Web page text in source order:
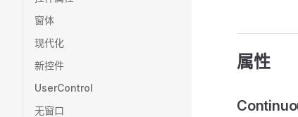
窗体
现代化
新控件
UserControl
无窗口
属性